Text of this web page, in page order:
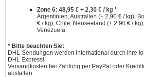
Zone 6: 48,95 € + 2,30 € / kg *
Argentinien, Australien (+ 2,90 € / kg),
€ / kg), Chile, Neuseeland (+ 2,90 € /
Venezuela
* Bitte beachten Sie:
DHL-Sendungen werden international durch Ihre
DHL Express!
Versandkosten bei Zahlung per PayPal oder
ausfallen.